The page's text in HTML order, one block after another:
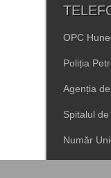
OPC
Poliția
Agenția
Spitalul
Număr